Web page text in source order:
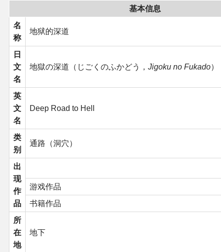
基本信息
名
称
地狱的深道
日
文
名
地獄の深道（じごくのふかどう， Jigoku no Fukado）
英
文
名
Deep Road to Hell
类
别
通路（洞穴）
出
现
作
品
游戏作品
书籍作品
所
在
地
地下
东方相关活动
其他相关项目
二次创作与活动
展会及活动导航
展会作品列表
商业二次创作
同人二次创作
同人社团列表
同人志分类